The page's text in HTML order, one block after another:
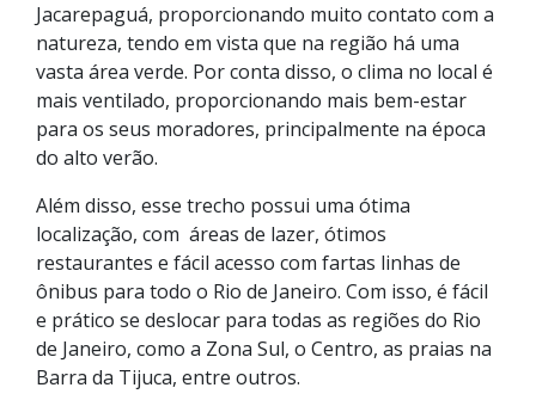
Jacarepaguá, proporcionando muito contato com a
natureza, tendo em vista que na região há uma
vasta área verde. Por conta disso, o clima no local é
mais ventilado, proporcionando mais bem-estar
para os seus moradores, principalmente na época
do alto verão.
Além disso, esse trecho possui uma ótima
localização, com áreas de lazer, ótimos
restaurantes e fácil acesso com fartas linhas de
ônibus para todo o Rio de Janeiro. Com isso, é fácil
e prático se deslocar para todas as regiões do Rio
de Janeiro, como a Zona Sul, o Centro, as praias na
Barra da Tijuca, entre outros.